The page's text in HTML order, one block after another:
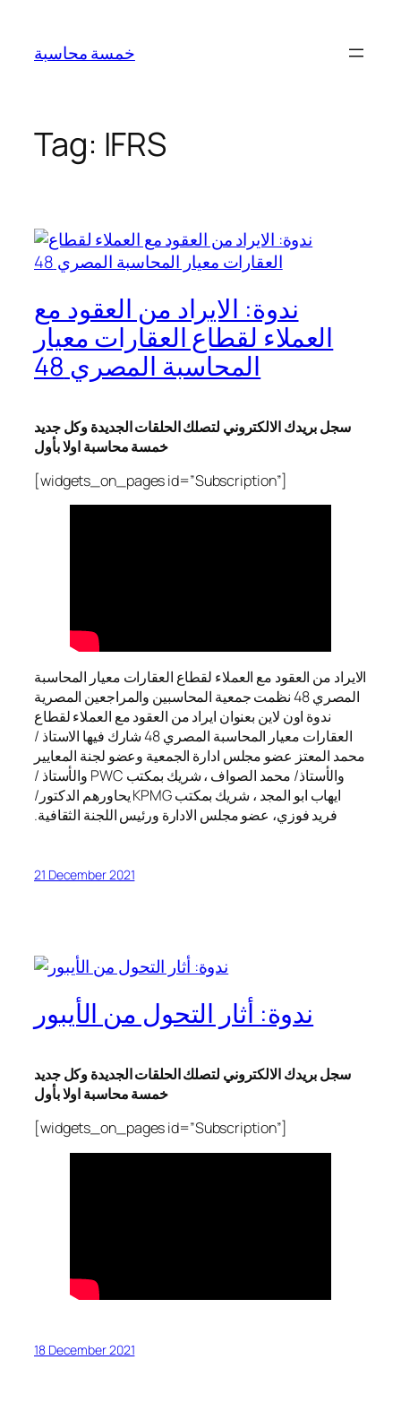
content
خمسة محاسبة
Tag: IFRS
ندوة: الايراد من العقود مع
العملاء لقطاع العقارات معيار
المحاسبة المصري 48
سجل بريدك الالكتروني لتصلك الحلقات الجديدة وكل جديد
خمسة محاسبة اولا بأول
[widgets_on_pages id=”Subscription”]
الايراد من العقود مع العملاء لقطاع العقارات معيار المحاسبة
المصري 48 نظمت جمعية المحاسبين والمراجعين المصرية
ندوة اون لاين بعنوان ايراد من العقود مع العملاء لقطاع
العقارات معيار المحاسبة المصري 48 شارك فيها الاستاذ /
محمد المعتز عضو مجلس ادارة الجمعية وعضو لجنة المعايير
والأستاذ/ محمد الصواف ، شريك بمكتب PWC والأستاذ /
ايهاب ابو المجد ، شريك بمكتب KPMG يحاورهم الدكتور/
فريد فوزي، عضو مجلس الادارة ورئيس اللجنة الثقافية.
21 December 2021
ندوة: أثار التحول من الأيبور
سجل بريدك الالكتروني لتصلك الحلقات الجديدة وكل جديد
خمسة محاسبة اولا بأول
[widgets_on_pages id=”Subscription”]
18 December 2021